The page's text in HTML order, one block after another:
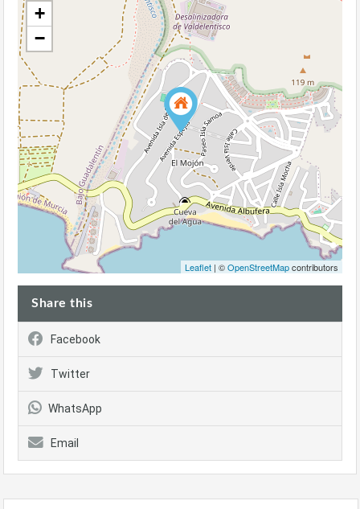
+
−
Leaflet | ©OpenStreetMapcontributors
Share this
Facebook
Twitter
WhatsApp
Email